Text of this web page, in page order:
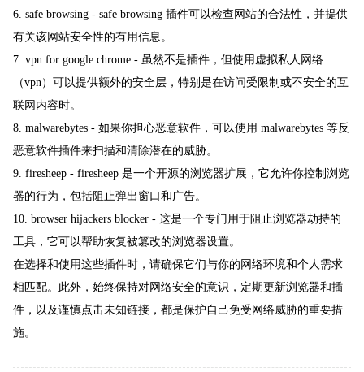
6. safe browsing - safe browsing 插件可以检查网站的合法性，并提供
有关该网站安全性的有用信息。
7. vpn for google chrome - 虽然不是插件，但使用虚拟私人网络
（vpn）可以提供额外的安全层，特别是在访问受限制或不安全的互
联网内容时。
8. malwarebytes - 如果你担心恶意软件，可以使用 malwarebytes 等反
恶意软件插件来扫描和清除潜在的威胁。
9. firesheep - firesheep 是一个开源的浏览器扩展，它允许你控制浏览
器的行为，包括阻止弹出窗口和广告。
10. browser hijackers blocker - 这是一个专门用于阻止浏览器劫持的
工具，它可以帮助恢复被篡改的浏览器设置。
在选择和使用这些插件时，请确保它们与你的网络环境和个人需求
相匹配。此外，始终保持对网络安全的意识，定期更新浏览器和插
件，以及谨慎点击未知链接，都是保护自己免受网络威胁的重要措
施。